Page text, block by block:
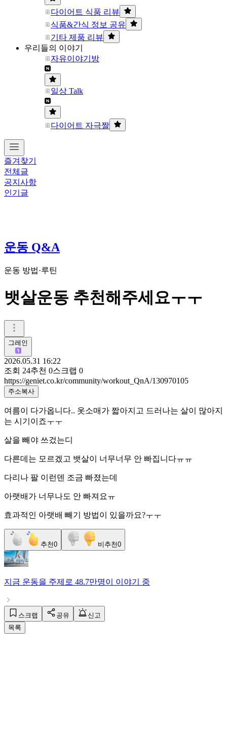
다이어트 식품 리뷰
식품&간식 정보 공유
기타 제품 리뷰
우리들의 이야기
자유이야기방
일상 Talk
다이어트 자극짤
즐겨찾기
전체글
공지사항
인기글
운동 Q&A
운동 방법·루틴
뱃살운동 추천해주세요ㅜㅜ
그레인
2026.05.31 16:22
조회 24추천 0스크랩 0
https://geniet.co.kr/community/workout_QnA/130970105
주소복사
여름이 다가옵니다.. 옷소매가 짧아지고 드러나는 살이 많아지
는 시기이죠ㅜㅜ
살을 빼야 쓰겄는디
다른데는 모르겠고 뱃살이 너무너무 안 빠집니다ㅠㅠ
다리나 팔 이런덴 조금 빠졌는데
아랫배가 너무나도 안 빠져요ㅠ
효과적인 아랫배 빼기 방법이 있을까요?ㅜㅜ
추천0 비추천0
지금 운동을 주제로 48.7만명이 이야기 중
스크랩 공유
신고
목록